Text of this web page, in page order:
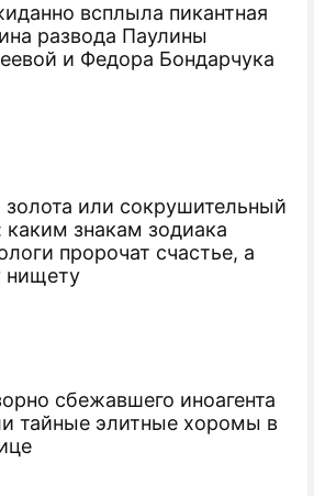
всплыла пикантная
развода Паулины
и Федора Бондарчука
золота или сокрушительный
каким знакам зодиака
пророчат счастье, а
нищету
сбежавшего иноагента
тайные элитные хоромы в